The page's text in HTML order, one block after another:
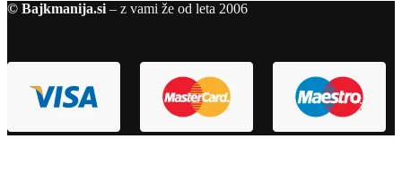
© Bajkmanija.si– z vami že od leta 2006